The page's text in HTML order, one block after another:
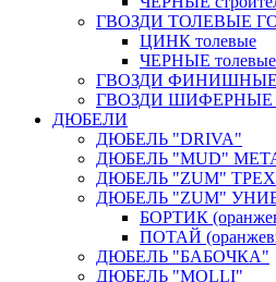
ГВОЗДИ ТОЛЕВЫЕ
ЦИНК толевые
ЧЕРНЫЕ толевые
ГВОЗДИ ФИНИШНЫЕ
ГВОЗДИ ШИФЕРНЫЕ
ДЮБЕЛИ
ДЮБЕЛЬ "DRIVA"
ДЮБЕЛЬ "MUD"
ДЮБЕЛЬ "ZUM"
ДЮБЕЛЬ "ZUM"
БОРТИК
ПОТАЙ
ДЮБЕЛЬ "БАБОЧКА"
ДЮБЕЛЬ "МOLLI"